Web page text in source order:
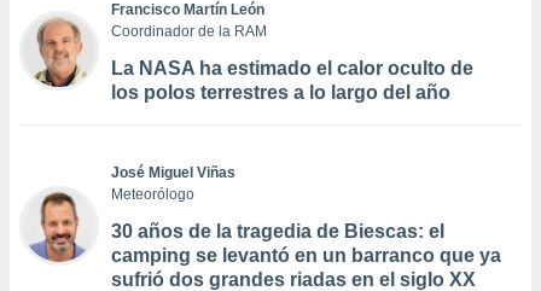
Francisco Martín León
Coordinador de la RAM
La NASA ha estimado el calor oculto de
los polos terrestres a lo largo del año
José Miguel Viñas
Meteorólogo
30 años de la tragedia de Biescas: el
camping se levantó en un barranco que ya
sufrió dos grandes riadas en el siglo XX